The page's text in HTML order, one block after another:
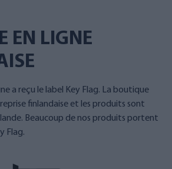
EN LIGNE
a reçu le label Key Flag. La boutique
finlandaise et les produits sont
Beaucoup de nos produits portent
Flag.